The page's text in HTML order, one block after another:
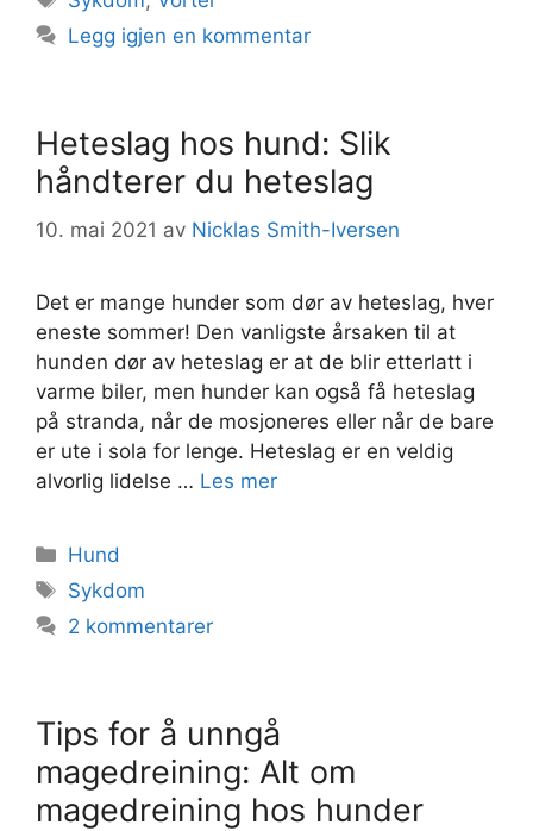
Legg igjen en kommentar
Heteslag hos hund: Slik
håndterer du heteslag
10. mai 2021 av Nicklas Smith-Iversen
Det er mange hunder som dør av heteslag, hver
eneste sommer! Den vanligste årsaken til at
hunden dør av heteslag er at de blir etterlatt i
varme biler, men hunder kan også få heteslag
på stranda, når de mosjoneres eller når de bare
er ute i sola for lenge. Heteslag er en veldig
alvorlig lidelse … Les mer
Kategorier
Hund
Stikkord
Sykdom
2 kommentarer
Tips for å unngå
magedreining: Alt om
magedreining hos hunder